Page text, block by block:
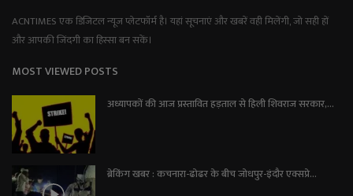
ACNTIMES एक डिजिटल न्यूज प्लेटफॉर्म है। यहां सूचनाएं और खबरें वही मिलेंगी, जो सही हों
और आपकी जिंदगी का हिस्सा बन सकें।
MOST VIEWED POSTS
अध्यापकों की आज प्रस्तावित हड़ताल से हिली शिवराज सरकार,...
ब्रेकिंग खबर : कचनारा-ढोढर के बीच जोधपुर-इंदौर एक्सप्रे...